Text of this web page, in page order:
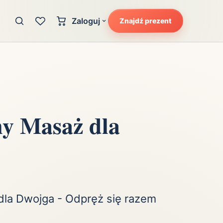
Lans i błysk reflektorów
Zaloguj Znajdź prezent
Masaż dla
Dwojga - Odpręż się razem